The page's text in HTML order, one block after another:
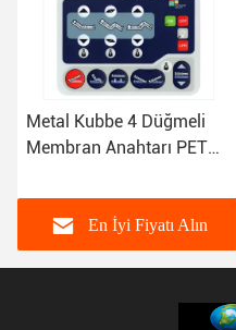
Metal Kubbe 4 Düğmeli
Membran Anahtarı PET
Dayanıklı
En İyi Fiyatı Alın